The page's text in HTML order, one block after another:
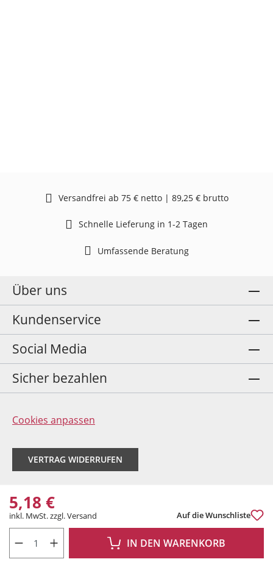
5,18 €
inkl. MwSt. zzgl. Versand Auf die Wunschliste
IN DEN WARENKORB
Versandfrei ab 75 € netto | 89,25 € brutto
Schnelle Lieferung in 1-2 Tagen
Umfassende Beratung
Über uns
Kundenservice
Social Media
Sicher bezahlen
Cookies anpassen
VERTRAG WIDERRUFEN